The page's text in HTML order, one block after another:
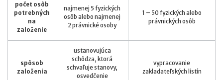
počet osôb
potrebných
na
založenie
najmenej 5 fyzických
osôb alebo najmenej
2 právnické osoby
1 – 50 fyzických alebo
právnických osôb
spôsob
založenia
ustanovujúca
schôdza, ktorá
schvaľuje stanovy,
osvedčenie
vypracovanie
zakladateľských listín